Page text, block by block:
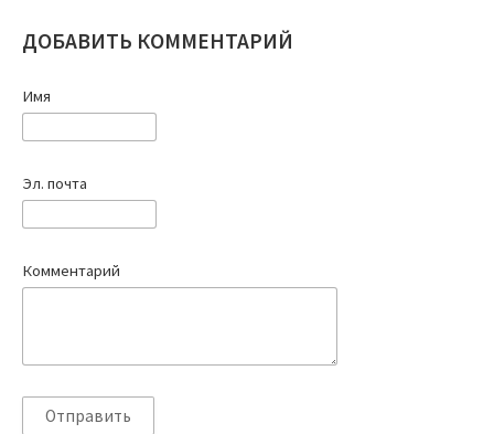
ДОБАВИТЬ КОММЕНТАРИЙ
Имя
Эл. почта
Комментарий